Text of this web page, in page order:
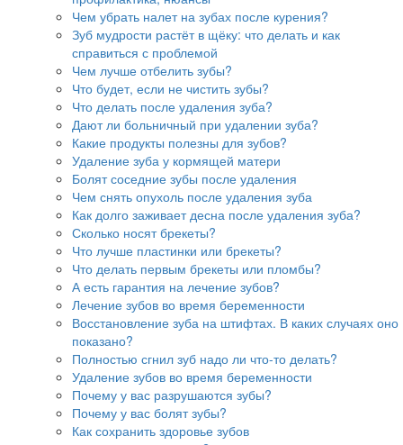
Чем убрать налет на зубах после курения?
Зуб мудрости растёт в щёку: что делать и как
справиться с проблемой
Чем лучше отбелить зубы?
Что будет, если не чистить зубы?
Что делать после удаления зуба?
Дают ли больничный при удалении зуба?
Какие продукты полезны для зубов?
Удаление зуба у кормящей матери
Болят соседние зубы после удаления
Чем снять опухоль после удаления зуба
Как долго заживает десна после удаления зуба?
Сколько носят брекеты?
Что лучше пластинки или брекеты?
Что делать первым брекеты или пломбы?
А есть гарантия на лечение зубов?
Лечение зубов во время беременности
Восстановление зуба на штифтах. В каких случаях оно
показано?
Полностью сгнил зуб надо ли что-то делать?
Удаление зубов во время беременности
Почему у вас разрушаются зубы?
Почему у вас болят зубы?
Как сохранить здоровье зубов